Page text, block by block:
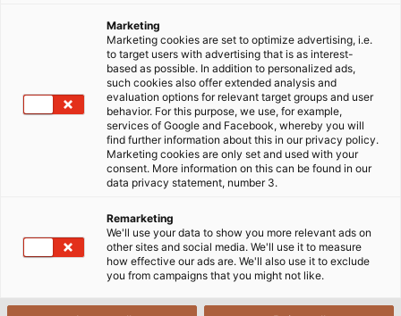
nhiệm giám sát việc đảm bảo chất lượng tại nhà máy
sản xuất. Tên của cô ấy tượng trưng cho chất lượng!
Trước khi HELUKABEL cung cấp cáp, nó phải trải qua
quá trình kiểm tra kỹ lưỡng do Gabriele Fußy tổ
chức. Mỗi sản phẩm đều trải qua một loạt thử nghiệm
dài trong phòng thí nghiệm của cô. Những thử
nghiệm này bao gồm từ các thử nghiệm cơ học về độ
điện và cho đến thử nghiệm ngọn lửa. Cô đặc biệt chú
ý đến mẫu ban đầu, dù là nguyên liệu thô hay thành
phẩm. Các cuộc kiểm tra không thường xuyên được
thực hiện bởi chính Fußy. Chính sự đa dạng này đã
khiến công việc trở nên thú vị đối với cô ấy.
Marketing
Marketing cookies are set to optimize advertising, i.e.
to target users with advertising that is as interest-
based as possible. In addition to personalized ads,
such cookies also offer extended analysis and
evaluation options for relevant target groups and user
behavior. For this purpose, we use, for example,
services of Google and Facebook, whereby you will
find further information about this in our privacy policy.
Marketing cookies are only set and used with your
consent. More information on this can be found in our
data privacy statement, number 3.
Remarketing
We'll use your data to show you more relevant ads on
other sites and social media. We'll use it to measure
how effective our ads are. We'll also use it to exclude
you from campaigns that you might not like.